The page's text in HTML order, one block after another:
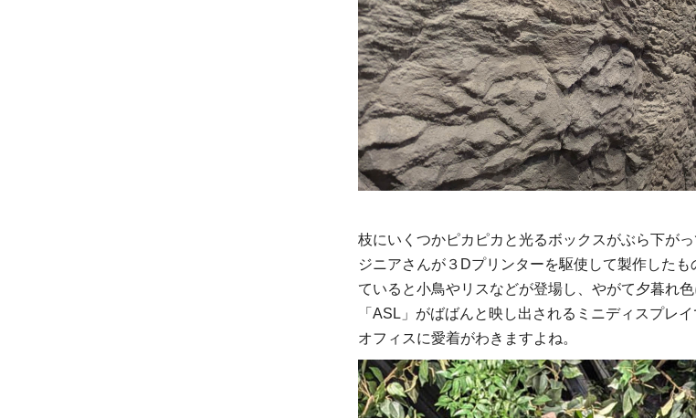
枝にいくつかピカピカと光るボックスがぶら下が
ジニアさんが３Dプリンターを駆使して製作した
ていると小鳥やリスなどが登場し、やがて夕暮れ
「ASL」がばばんと映し出されるミニディスプレ
オフィスに愛着がわきますよね。